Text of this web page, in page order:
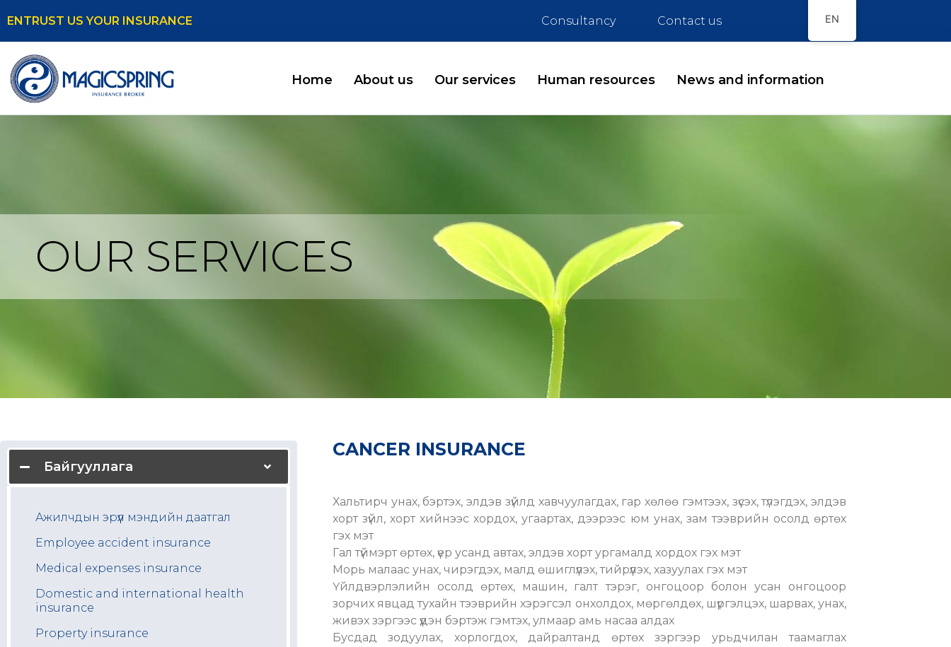
ENTRUST US YOUR INSURANCE Consultancy Contact us
Home About us Our services Human resources News and information
OUR SERVICES
Байгууллага
Ажилчдын эрүүл мэндийн даатгал
Employee accident insurance
Medical expenses insurance
Domestic and international health
insurance
Property insurance
CANCER INSURANCE
Хальтирч унах, бэртэх, элдэв зүйлд хавчуулагдах, гар хөлөө гэмтээх, зүсэх, түлэгдэх, элдэв
хорт зүйл, хорт хийнээс хордох, угаартах, дээрээс юм унах, зам тээврийн осолд өртөх
гэх мэт
Гал түймэрт өртөх, үер усанд автах, элдэв хорт ургамалд хордох гэх мэт
Морь малаас унах, чирэгдэх, малд өшиглүүлэх, тийрүүлэх, хазуулах гэх мэт
Үйлдвэрлэлийн осолд өртөх, машин, галт тэрэг, онгоцоор болон усан онгоцоор
зорчих явцад тухайн тээврийн хэрэгсэл онхолдох, мөргөлдөх, шүргэлцэх, шарвах, унах,
живэх зэргээс үүдэн бэртэж гэмтэх, улмаар амь насаа алдах
Бусдад зодуулах, хорлогдох, дайралтанд өртөх зэргээр урьдчилан таамаглах
EN